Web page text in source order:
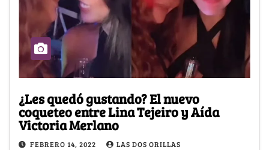
¿Les quedó gustando? El nuevo
coqueteo entre Lina Tejeiro y Aída
Victoria Merlano
FEBRERO 14, 2022 LAS DOS ORILLAS